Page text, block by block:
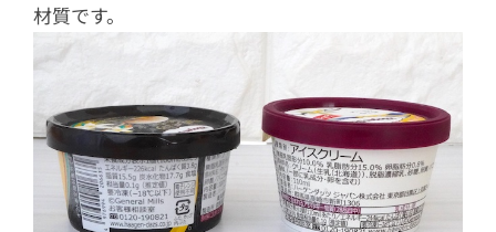
材質です。